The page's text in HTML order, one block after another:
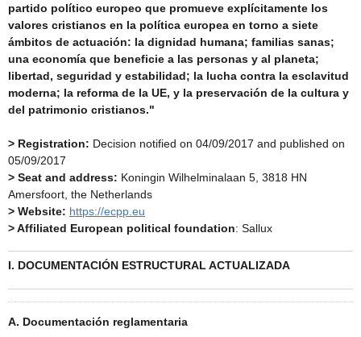
partido político europeo que promueve explícitamente los
valores cristianos en la política europea en torno a siete
ámbitos de actuación: la dignidad humana; familias sanas;
una economía que beneficie a las personas y al planeta;
libertad, seguridad y estabilidad; la lucha contra la esclavitud
moderna; la reforma de la UE, y la preservación de la cultura y
del patrimonio cristianos."
> Registration: Decision notified on 04/09/2017 and published on
05/09/2017
> Seat and address: Koningin Wilhelminalaan 5, 3818 HN
Amersfoort, the Netherlands
> Website: https://ecpp.eu
> Affiliated European political foundation: Sallux
I. DOCUMENTACIÓN ESTRUCTURAL ACTUALIZADA
A. Documentación reglamentaria